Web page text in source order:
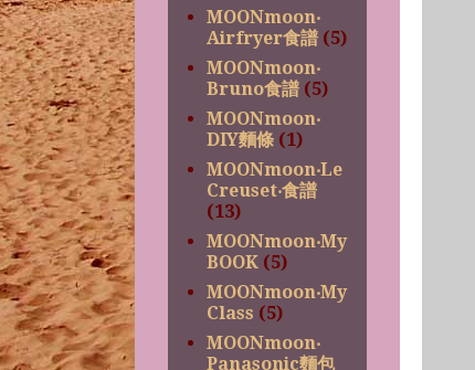
MOONmoon‧
Airfryer食譜 (5)
MOONmoon‧
Bruno食譜 (5)
MOONmoon‧
DIY麵條 (1)
MOONmoon‧Le
Creuset‧食譜
(13)
MOONmoon‧My
BOOK (5)
MOONmoon‧My
Class (5)
MOONmoon‧
Panasonic麵包